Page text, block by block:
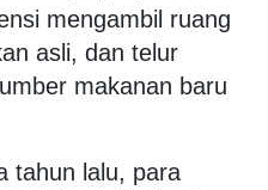
mengambil ruang
asli, dan telur
makanan baru
tahun lalu, para